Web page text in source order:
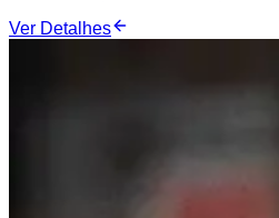
Ver Detalhes